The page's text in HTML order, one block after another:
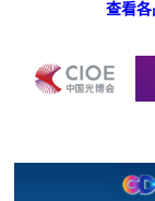
查看